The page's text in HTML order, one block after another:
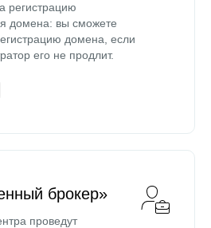
регистрацию
домена: вы сможете
домена, если
его не продлит.
брокер»
проведут